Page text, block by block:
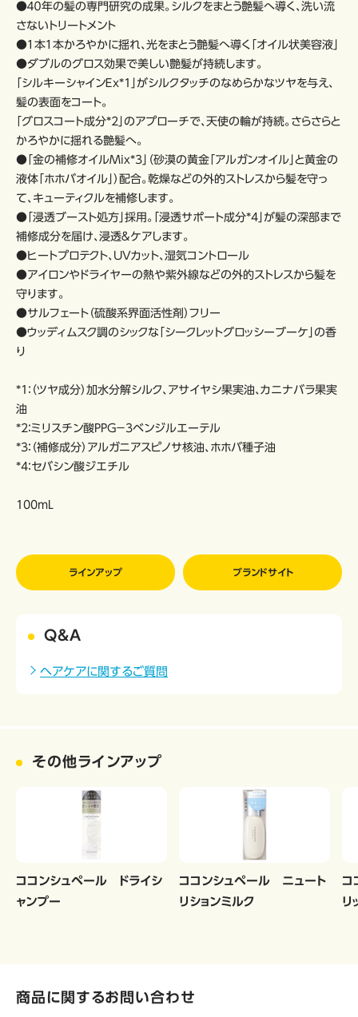
ラインアップ ブランドサイト
●４０年の髪の専門研究の成果。シルクをまとう艶髪へ導く、洗い流
さないトリートメント
●１本１本かろやかに揺れ、光をまとう艶髪へ導く「オイル状美容液」
●ダブルのグロス効果で美しい艶髪が持続します。
「シルキーシャインＥｘ*1」がシルクタッチのなめらかなツヤを与え、
髪の表面をコート。
「グロスコート成分*2」のアプローチで、天使の輪が持続。さらさらと
かろやかに揺れる艶髪へ。
●「金の補修オイルMix*3」（砂漠の黄金「アルガンオイル」と黄金の
液体「ホホバオイル」）配合。乾燥などの外的ストレスから髪を守っ
て、キューティクルを補修します。
●「浸透ブースト処方」採用。「浸透サポート成分*4」が髪の深部まで
補修成分を届け、浸透＆ケアします。
●ヒートプロテクト、UVカット、湿気コントロール
●アイロンやドライヤーの熱や紫外線などの外的ストレスから髪を
守ります。
●サルフェート（硫酸系界面活性剤）フリー
●ウッディムスク調のシックな「シークレットグロッシーブーケ」の香
り
*1：（ツヤ成分）加水分解シルク、アサイヤシ果実油、カニナバラ果実
油
*2：ミリスチン酸PPG－3ベンジルエーテル
*3：（補修成分）アルガニアスピノサ核油、ホホバ種子油
*4：セバシン酸ジエチル
100mL
Q&A
ヘアケアに関するご質問
その他ラインアップ
ココンシュペール ドライシ
ャンプー
ココンシュペール ニュート
リションミルク
コ
リ
商品に関するお問い合わせ